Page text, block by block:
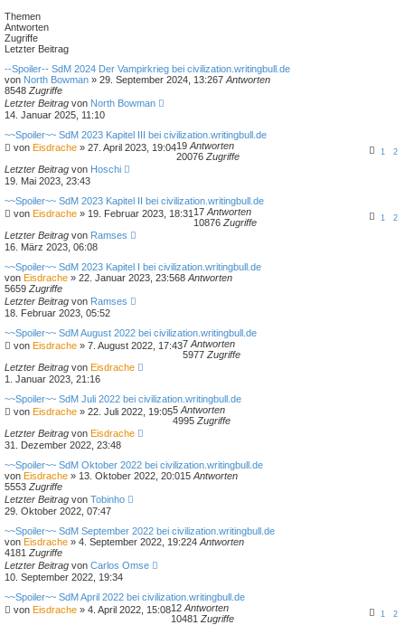
Themen
Antworten
Zugriffe
Letzter Beitrag
--Spoiler-- SdM 2024 Der Vampirkrieg bei civilization.writingbull.de
von North Bowman » 29. September 2024, 13:267 Antworten
8548 Zugriffe
Letzter Beitrag von North Bowman
14. Januar 2025, 11:10
~~Spoiler~~ SdM 2023 Kapitel III bei civilization.writingbull.de
von Eisdrache » 27. April 2023, 19:04 1 2
19 Antworten
20076 Zugriffe
Letzter Beitrag von Hoschi
19. Mai 2023, 23:43
~~Spoiler~~ SdM 2023 Kapitel II bei civilization.writingbull.de
von Eisdrache » 19. Februar 2023, 18:31 1 2
17 Antworten
10876 Zugriffe
Letzter Beitrag von Ramses
16. März 2023, 06:08
~~Spoiler~~ SdM 2023 Kapitel I bei civilization.writingbull.de
von Eisdrache » 22. Januar 2023, 23:568 Antworten
5659 Zugriffe
Letzter Beitrag von Ramses
18. Februar 2023, 05:52
~~Spoiler~~ SdM August 2022 bei civilization.writingbull.de
von Eisdrache » 7. August 2022, 17:437 Antworten
5977 Zugriffe
Letzter Beitrag von Eisdrache
1. Januar 2023, 21:16
~~Spoiler~~ SdM Juli 2022 bei civilization.writingbull.de
von Eisdrache » 22. Juli 2022, 19:055 Antworten
4995 Zugriffe
Letzter Beitrag von Eisdrache
31. Dezember 2022, 23:48
~~Spoiler~~ SdM Oktober 2022 bei civilization.writingbull.de
von Eisdrache » 13. Oktober 2022, 20:01 5 Antworten
5553 Zugriffe
Letzter Beitrag von Tobinho
29. Oktober 2022, 07:47
~~Spoiler~~ SdM September 2022 bei civilization.writingbull.de
von Eisdrache » 4. September 2022, 19:224 Antworten
4181 Zugriffe
Letzter Beitrag von Carlos Omse
10. September 2022, 19:34
~~Spoiler~~ SdM April 2022 bei civilization.writingbull.de
von Eisdrache » 4. April 2022, 15:08 1 2
12 Antworten
10481 Zugriffe